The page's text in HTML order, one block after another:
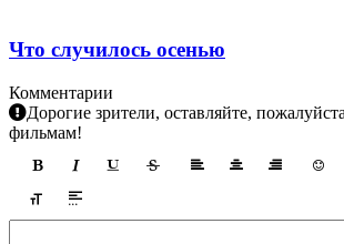
Что случилось осенью
Комментарии
Дорогие зрители, оставляйте,
фильмам!